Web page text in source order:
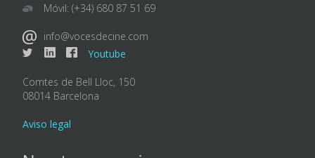
Móvil: (+34) 680 87 51 69
info@vocesdecine.com
Youtube
Comtes de Bell Lloc, 150
08014 Barcelona
Aviso legal